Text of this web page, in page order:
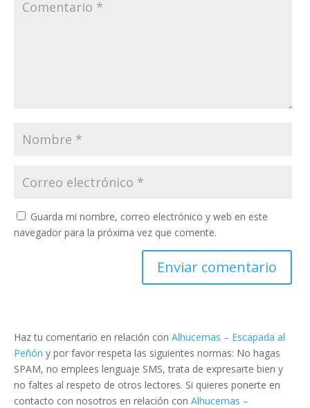
Guarda mi nombre, correo electrónico y web en este
navegador para la próxima vez que comente.
Haz tu comentario en relación con Alhucemas – Escapada al
Peñón y por favor respeta las siguientes normas: No hagas
SPAM, no emplees lenguaje SMS, trata de expresarte bien y
no faltes al respeto de otros lectores. Si quieres ponerte en
contacto con nosotros en relación con Alhucemas –